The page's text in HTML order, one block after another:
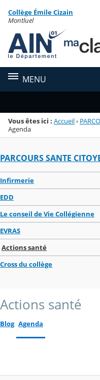
Menu de la rubrique
Contenu
Collège Émile Cizain
Montluel
MENU
Vous êtes ici : Accueil›
Agenda
PARCOURS SANTE
Infirmerie
EDD
Le conseil de Vie Collégienne
EVRAS
Actions santé
Cross du collège
Actions santé
Blog Agenda